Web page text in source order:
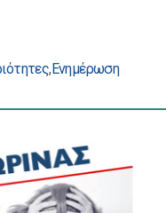
,Ενημέρωση